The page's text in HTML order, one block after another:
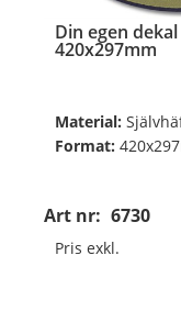
Din egen
420x297mm
Art nr: 6730
Material:
Format:
Digitalt
Valfritt antal,
Pris exkl.